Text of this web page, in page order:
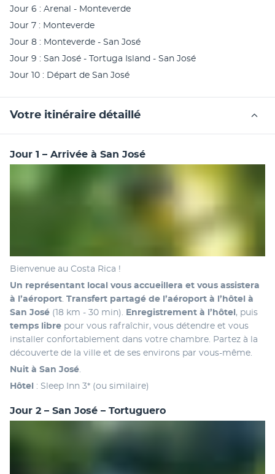
Jour 6 : Arenal - Monteverde
Jour 7 : Monteverde
Jour 8 : Monteverde - San José
Jour 9 : San José - Tortuga Island - San José
Jour 10 : Départ de San José
Votre itinéraire détaillé
Jour 1 – Arrivée à San José
Bienvenue au Costa Rica !
Un représentant local vous accueillera et vous assistera
à l’aéroport. Transfert partagé de l’aéroport à l’hôtel à
San José (18 km - 30 min). Enregistrement à l’hôtel
temps libre pour vous rafraîchir, vous détendre et vous
installer confortablement dans votre chambre. Partez à la
découverte de la ville et de ses environs par vous-même.
Nuit à San José.
Hôtel : Sleep Inn 3* (ou similaire)
Jour 2 – San José – Tortuguero